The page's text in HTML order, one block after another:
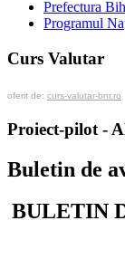
Prefectura
Programul
Curs Valutar
oferit de: curs-valutar-bnr.ro
Proiect-pilot -
Buletin de
BULETIN